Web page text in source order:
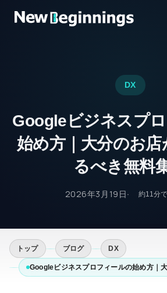
DX
Googleビジネスプ
始め方｜大分のお
るべき無料
2026年3月19日 約11分
トップ ブログ DX
Googleビジネスプロフィールの始め方｜